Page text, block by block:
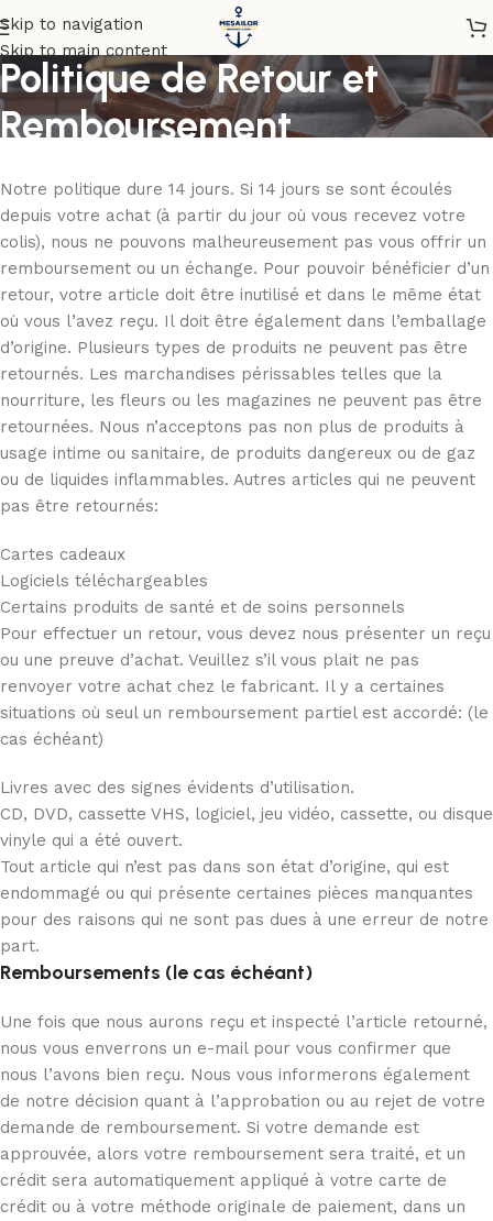
Skip to navigation
Skip to main content
Politique de Retour et
Remboursement
Notre politique dure 14 jours. Si 14 jours se sont écoulés
depuis votre achat (à partir du jour où vous recevez votre
colis), nous ne pouvons malheureusement pas vous offrir un
remboursement ou un échange. Pour pouvoir bénéficier d’un
retour, votre article doit être inutilisé et dans le même état
où vous l’avez reçu. Il doit être également dans l’emballage
d’origine. Plusieurs types de produits ne peuvent pas être
retournés. Les marchandises périssables telles que la
nourriture, les fleurs ou les magazines ne peuvent pas être
retournées. Nous n’acceptons pas non plus de produits à
usage intime ou sanitaire, de produits dangereux ou de gaz
ou de liquides inflammables. Autres articles qui ne peuvent
pas être retournés:
Cartes cadeaux
Logiciels téléchargeables
Certains produits de santé et de soins personnels
Pour effectuer un retour, vous devez nous présenter un reçu
ou une preuve d’achat. Veuillez s’il vous plait ne pas
renvoyer votre achat chez le fabricant. Il y a certaines
situations où seul un remboursement partiel est accordé: (le
cas échéant)
Livres avec des signes évidents d’utilisation.
CD, DVD, cassette VHS, logiciel, jeu vidéo, cassette, ou disque
vinyle qui a été ouvert.
Tout article qui n’est pas dans son état d’origine, qui est
endommagé ou qui présente certaines pièces manquantes
pour des raisons qui ne sont pas dues à une erreur de notre
part.
Remboursements (le cas échéant)
Une fois que nous aurons reçu et inspecté l’article retourné,
nous vous enverrons un e-mail pour vous confirmer que
nous l’avons bien reçu. Nous vous informerons également
de notre décision quant à l’approbation ou au rejet de votre
demande de remboursement. Si votre demande est
approuvée, alors votre remboursement sera traité, et un
crédit sera automatiquement appliqué à votre carte de
crédit ou à votre méthode originale de paiement, dans un